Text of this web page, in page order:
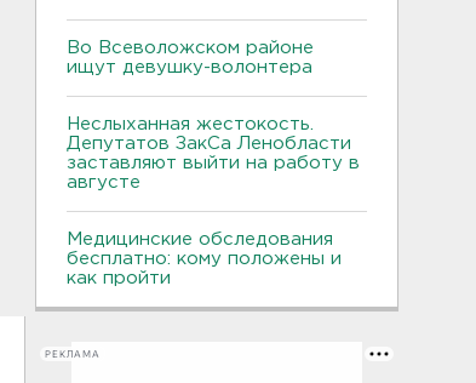
Во Всеволожском районе
ищут девушку-волонтера
Неслыханная жестокость.
Депутатов ЗакСа Ленобласти
заставляют выйти на работу в
августе
Медицинские обследования
бесплатно: кому положены и
как пройти
РЕКЛАМА